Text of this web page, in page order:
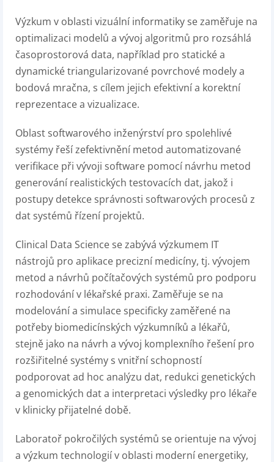
Výzkum v oblasti vizuální informatiky se zaměřuje na
optimalizaci modelů a vývoj algoritmů pro rozsáhlá
časoprostorová data, například pro statické a
dynamické triangularizované povrchové modely a
bodová mračna, s cílem jejich efektivní a korektní
reprezentace a vizualizace.
Oblast softwarového inženýrství pro spolehlivé
systémy řeší zefektivnění metod automatizované
verifikace při vývoji software pomocí návrhu metod
generování realistických testovacích dat, jakož i
postupy detekce správnosti softwarových procesů z
dat systémů řízení projektů.
Clinical Data Science se zabývá výzkumem IT
nástrojů pro aplikace precizní medicíny, tj. vývojem
metod a návrhů počítačových systémů pro podporu
rozhodování v lékařské praxi. Zaměřuje se na
modelování a simulace specificky zaměřené na
potřeby biomedicínských výzkumníků a lékařů,
stejně jako na návrh a vývoj komplexního řešení pro
rozšiřitelné systémy s vnitřní schopností
podporovat ad hoc analýzu dat, redukci genetických
a genomických dat a interpretaci výsledky pro lékaře
v klinicky přijatelné době.
Laboratoř pokročilých systémů se orientuje na vývoj
a výzkum technologií v oblasti moderní energetiky,